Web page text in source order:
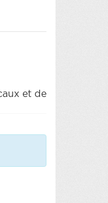
et de